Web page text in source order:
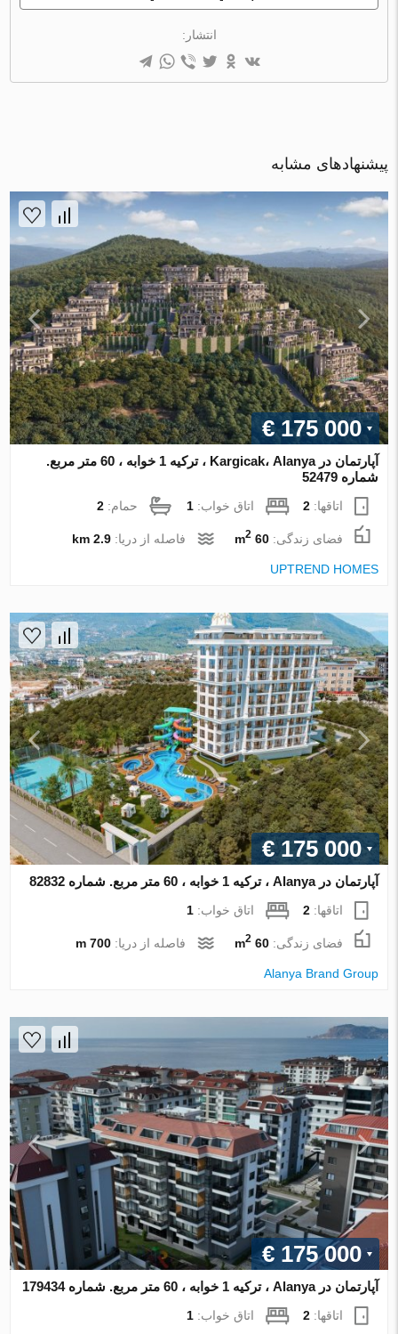
انتشار:
پیشنهادهای مشابه
€ 175 000
آپارتمان در Kargicak، Alanya ، ترکیه 1 خوابه ، 60 متر مربع.
شماره 52479
اتاقها:2 اتاق خواب:1 حمام:2
فضای زندگی:60 m
2 فاصله از دریا:2.9 km
UPTREND HOMES
€ 175 000
آپارتمان در Alanya ، ترکیه 1 خوابه ، 60 متر مربع. شماره 82832
اتاقها:2 اتاق خواب:1
فضای زندگی:60 m
2 فاصله از دریا:700 m
Alanya Brand Group
€ 175 000
آپارتمان در Alanya ، ترکیه 1 خوابه ، 60 متر مربع. شماره 179434
اتاقها:2 اتاق خواب:1